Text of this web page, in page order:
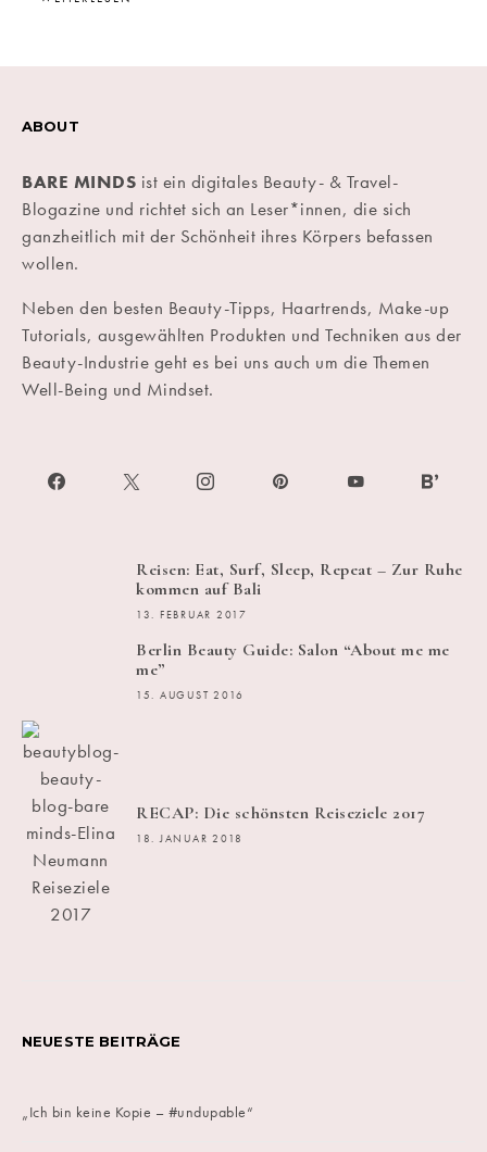
ABOUT
BARE MINDS ist ein digitales Beauty- & Travel-
Blogazine und richtet sich an Leser*innen, die sich
ganzheitlich mit der Schönheit ihres Körpers befassen
wollen.
Neben den besten Beauty-Tipps, Haartrends, Make-up
Tutorials, ausgewählten Produkten und Techniken aus der
Beauty-Industrie geht es bei uns auch um die Themen
Well-Being und Mindset.
Reisen: Eat, Surf, Sleep, Repeat – Zur Ruhe
kommen auf Bali
13. FEBRUAR 2017
Berlin Beauty Guide: Salon “About me me
me”
15. AUGUST 2016
RECAP: Die schönsten Reiseziele 2017
18. JANUAR 2018
NEUESTE BEITRÄGE
„Ich bin keine Kopie – #undupable“